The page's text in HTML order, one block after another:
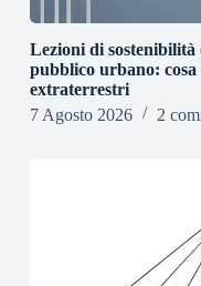
Lezioni di sostenibilità
pubblico urbano:
extraterrestri
7 Agosto 2026
2